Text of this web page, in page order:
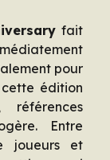
fait
pour
édition
Entre
joueurs et